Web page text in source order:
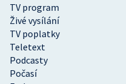
TV program
Živé vysílání
TV poplatky
Teletext
Podcasty
Počasí